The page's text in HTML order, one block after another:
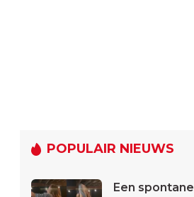
POPULAIR NIEUWS
Een spontane